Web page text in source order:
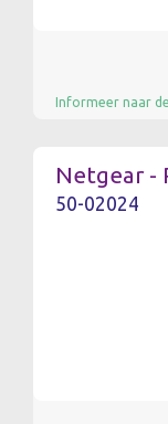
Informeer naar
Netgear -
50-02024